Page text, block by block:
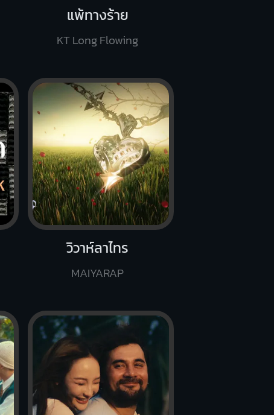
แพ้ทางร้าย
KT Long Flowing
วิวาห์ลาไทร
MAIYARAP